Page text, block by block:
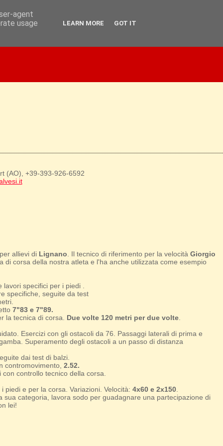
(AO), +39-393-926-6592
allievi di Lignano. Il tecnico di riferimento per la velocità Giorgio
corsa della nostra atleta e l'ha anche utilizzata come esempio
lavori specifici per i piedi .
specifiche, seguite da test
7"83 e 7"89.
la tecnica di corsa. Due volte 120 metri per due volte.
Esercizi con gli ostacoli da 76. Passaggi laterali di prima e
Superamento degli ostacoli a un passo di distanza
dai test di balzi.
contromovimento, 2.52.
controllo tecnico della corsa.
e per la corsa. Variazioni. Velocità: 4x60 e 2x150.
categoria, lavora sodo per guadagnare una partecipazione di
lei!
agent
usage
LEARN MORE GOT IT